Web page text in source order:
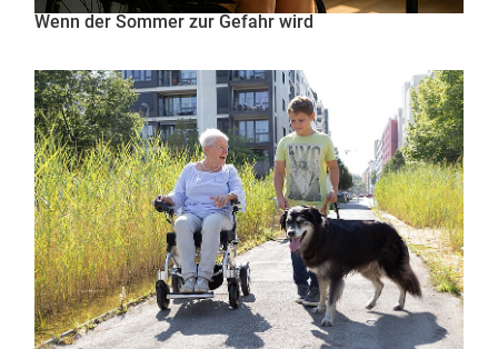
Wenn der Sommer zur Gefahr wird